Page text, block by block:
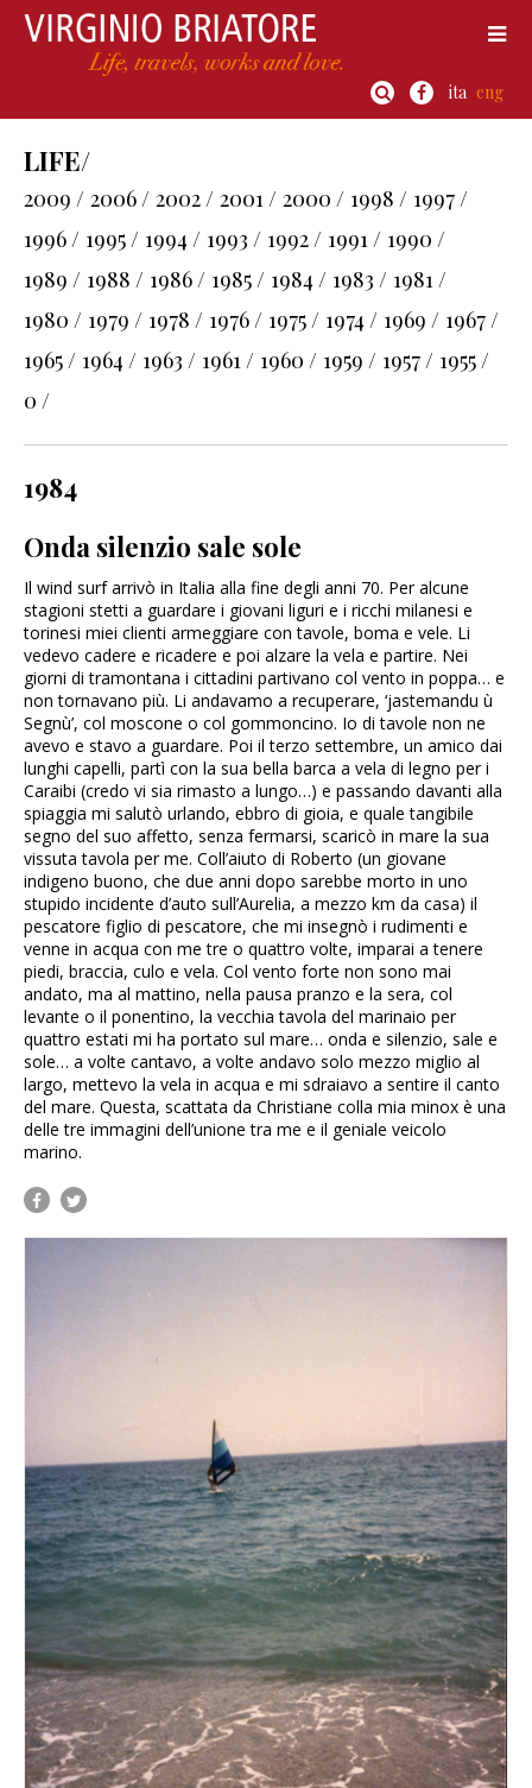
ita eng
LIFE/
2009 / 2006 / 2002 / 2001 / 2000 / 1998 / 1997 /
1996 / 1995 / 1994 / 1993 / 1992 / 1991 / 1990 /
1989 / 1988 / 1986 / 1985 / 1984 / 1983 / 1981 /
1980 / 1979 / 1978 / 1976 / 1975 / 1974 / 1969 / 1967 /
1965 / 1964 / 1963 / 1961 / 1960 / 1959 / 1957 / 1955 /
0 /
1984
Onda silenzio sale sole
Il wind surf arrivò in Italia alla fine degli anni 70. Per alcune
stagioni stetti a guardare i giovani liguri e i ricchi milanesi e
torinesi miei clienti armeggiare con tavole, boma e vele. Li
vedevo cadere e ricadere e poi alzare la vela e partire. Nei
giorni di tramontana i cittadini partivano col vento in poppa… e
non tornavano più. Li andavamo a recuperare, ‘jastemandu ù
Segnù’, col moscone o col gommoncino. Io di tavole non ne
avevo e stavo a guardare. Poi il terzo settembre, un amico dai
lunghi capelli, partì con la sua bella barca a vela di legno per i
Caraibi (credo vi sia rimasto a lungo…) e passando davanti alla
spiaggia mi salutò urlando, ebbro di gioia, e quale tangibile
segno del suo affetto, senza fermarsi, scaricò in mare la sua
vissuta tavola per me. Coll’aiuto di Roberto (un giovane
indigeno buono, che due anni dopo sarebbe morto in uno
stupido incidente d’auto sull’Aurelia, a mezzo km da casa) il
pescatore figlio di pescatore, che mi insegnò i rudimenti e
venne in acqua con me tre o quattro volte, imparai a tenere
piedi, braccia, culo e vela. Col vento forte non sono mai
andato, ma al mattino, nella pausa pranzo e la sera, col
levante o il ponentino, la vecchia tavola del marinaio per
quattro estati mi ha portato sul mare… onda e silenzio, sale e
sole… a volte cantavo, a volte andavo solo mezzo miglio al
largo, mettevo la vela in acqua e mi sdraiavo a sentire il canto
del mare. Questa, scattata da Christiane colla mia minox è una
delle tre immagini dell’unione tra me e il geniale veicolo
marino.